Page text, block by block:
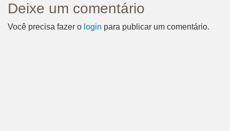
Deixe um comentário
Você precisa fazer o login para publicar um comentário.